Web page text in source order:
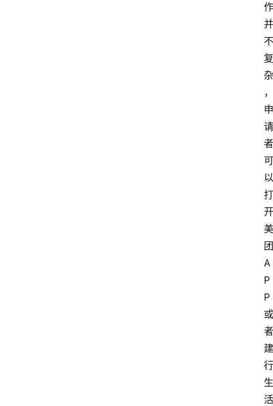
作
并
不
复
杂
，
申
请
者
可
以
打
开
美
团
A
P
P
或
者
建
行
生
活